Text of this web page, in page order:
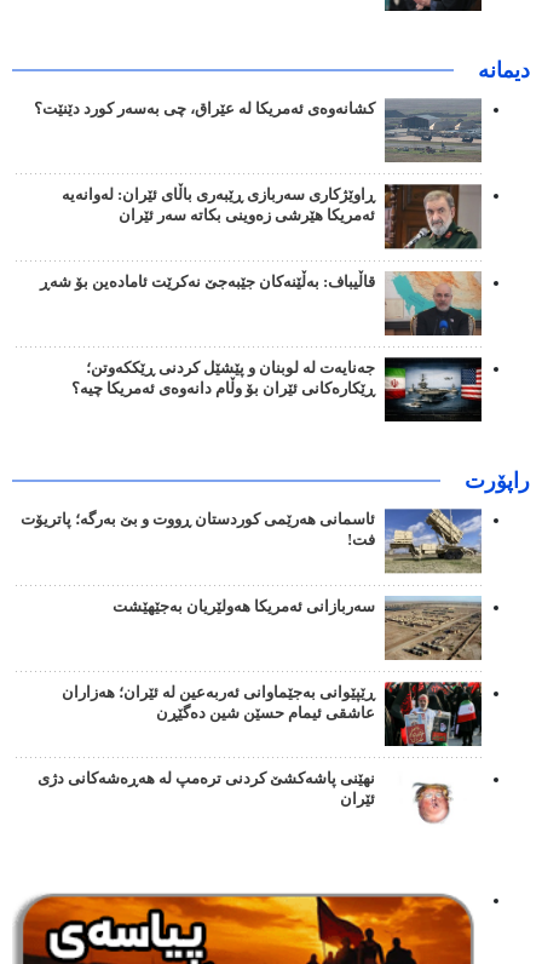
دیمانە
کشانەوەی ئەمریکا لە عێراق، چی بەسەر کورد دێنێت؟
ڕاوێژکاری سەربازی ڕێبەری باڵای ئێران: لەوانەیە
ئەمریکا هێرشی زەوینی بکاتە سەر ئێران
قاڵیباف: بەڵێنەکان جێبەجێ نەکرێت ئامادەین بۆ شەڕ
جەنایەت لە لوبنان و پێشێل کردنی ڕێککەوتن؛
ڕێکارەکانی ئێران بۆ وڵام دانەوەی ئەمریکا چیە؟
راپۆرت
ئاسمانی هەرێمی کوردستان ڕووت و بێ بەرگە؛ پاتریۆت
فت!
سەربازانی ئەمریکا هەولێریان بەجێهێشت
ڕێپێوانی بەجێماوانی ئەربەعین لە ئێران؛ هەزاران
عاشقی ئیمام حسێن شین دەگێڕن
نهێنی پاشەکشێ کردنی ترەمپ لە هەڕەشەکانی دژی
ئێران